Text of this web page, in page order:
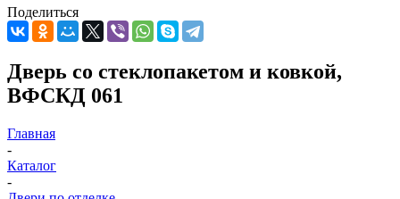
Поделиться
Дверь со стеклопакетом и ковкой,
ВФСКД 061
Главная
-
Каталог
-